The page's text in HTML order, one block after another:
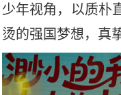
少年视角，以质朴
烫的强国梦想，真